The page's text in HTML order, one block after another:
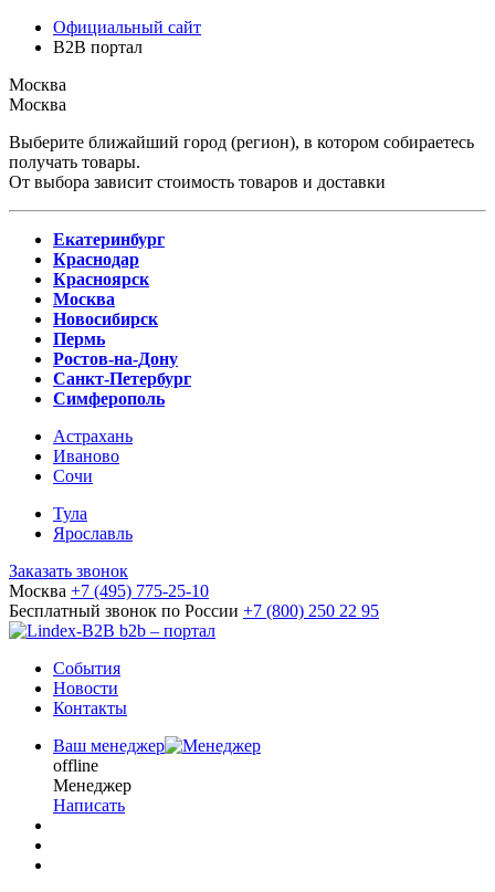
Официальный сайт
B2B портал
Москва
Москва
Выберите ближайший город (регион), в котором собираетесь
получать товары.
От выбора зависит стоимость товаров и доставки
Екатеринбург
Краснодар
Красноярск
Москва
Новосибирск
Пермь
Ростов-на-Дону
Санкт-Петербург
Симферополь
Астрахань
Иваново
Сочи
Тула
Ярославль
Заказать звонок
Москва +7 (495) 775-25-10
Бесплатный звонок по России +7 (800) 250 22 95
b2b – портал
События
Новости
Контакты
Ваш менеджер
offline
Менеджер
Написать